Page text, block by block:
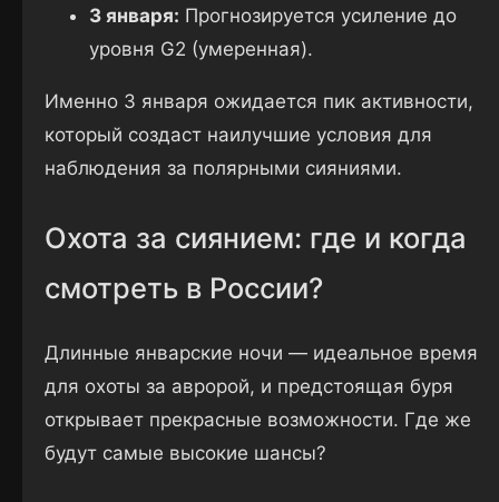
3 января: Прогнозируется усиление до
уровня G2 (умеренная).
Именно 3 января ожидается пик активности,
который создаст наилучшие условия для
наблюдения за полярными сияниями.
Охота за сиянием: где и когда
смотреть в России?
Длинные январские ночи — идеальное время
для охоты за авророй, и предстоящая буря
открывает прекрасные возможности. Где же
будут самые высокие шансы?